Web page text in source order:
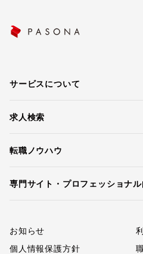
サービスについて
求人検索
転職ノウハウ
専門サイト・プロフェッショナ
お知らせ
個人情報保護方針